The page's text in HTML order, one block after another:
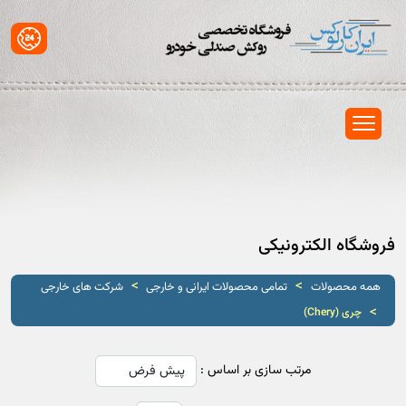
فروشگاه الکترونیکی
همه محصولات > تمامی محصولات ایرانی و خارجی > شرکت های خارجی
> چری (Chery)
مرتب سازی بر اساس :